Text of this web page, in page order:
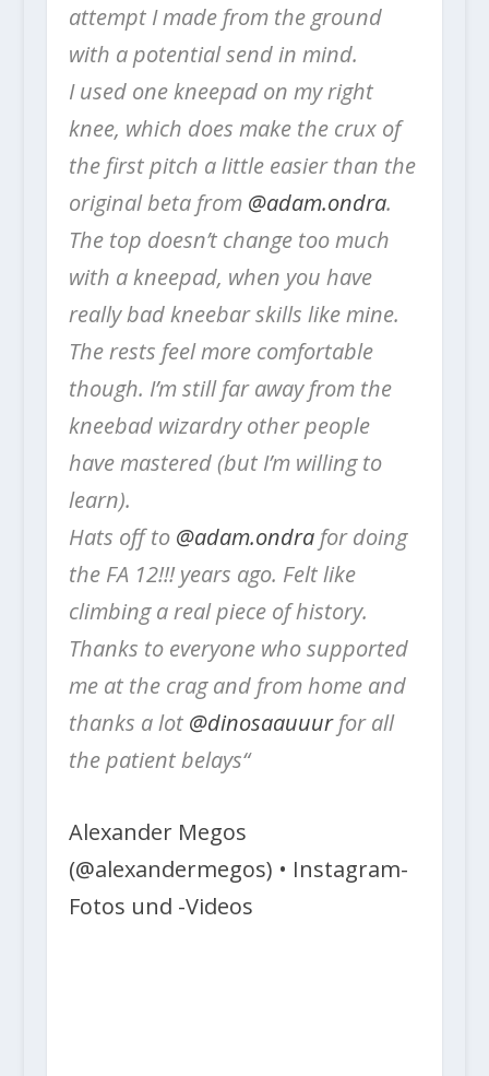
attempt I made from the ground
with a potential send in mind.
I used one kneepad on my right
knee, which does make the crux of
the first pitch a little easier than the
original beta from @adam.ondra.
The top doesn’t change too much
with a kneepad, when you have
really bad kneebar skills like mine.
The rests feel more comfortable
though. I’m still far away from the
kneebad wizardry other people
have mastered (but I’m willing to
learn).
Hats off to @adam.ondrafor doing
the FA 12!!! years ago. Felt like
climbing a real piece of history.
Thanks to everyone who supported
me at the crag and from home and
thanks a lot @dinosaauuurfor all
the patient belays“
Alexander Megos
(@alexandermegos) • Instagram-
Fotos und -Videos